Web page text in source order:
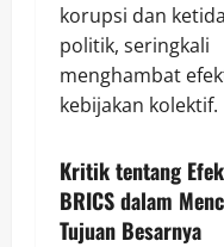
korupsi dan
politik, seringkali
menghambat
kebijakan kolektif.
Kritik tentang
BRICS dalam
Tujuan Besarnya